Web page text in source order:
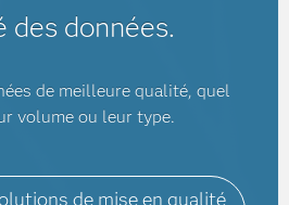
des données.
de meilleure qualité, quel
volume ou leur type.
de mise en qualité